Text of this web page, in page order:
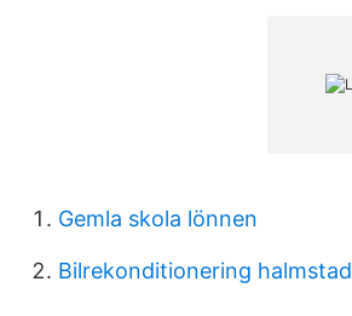
Gemla skola lönnen
Bilrekonditionering halmstad